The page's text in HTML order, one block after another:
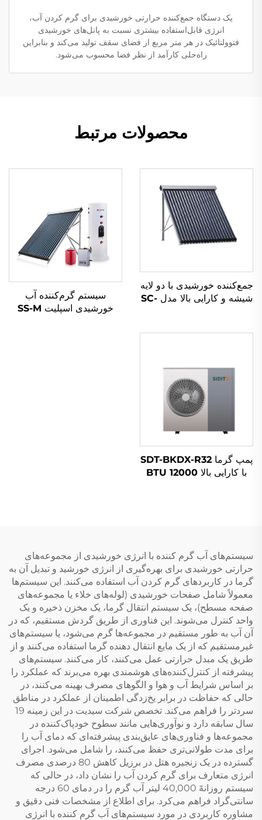
یک دستگاه جمع‌کننده حرارتی خورشیدی برای گرم کردن آب،
انرژی قابل‌استفاده بیشتری نسبت به پانل‌های خورشیدی
فتوولتائیک در هر متر مربع از فضای سقف تولید می‌کند و بنابراین
راه‌حلی کارآمد از نظر فضا محسوب می‌شود.
محصولات مرتبط
جمع‌کننده خورشیدی با دو لایه
شیشه و کارایی بالا مدل SC-
آب خورشیدی
سیستم گرم‌کننده آب
خورشیدی اسپلیت SS-M
پمپ گرما SDT-BKDX-R32
با کارایی بالا 12000 BTU
سیستم‌های آب گرم کننده با انرژی خورشیدی از مجموعه‌های
حرارتی خورشیدی برای بهره‌گیری از انرژی خورشید و تبدیل آن به
گرما در کاربردهای گرم کردن آب استفاده می‌کنند. این سیستم‌ها
معمولاً شامل صفحات خورشیدی (لوله‌های خلاء یا مجموعه‌های
صفحه مسطح)، یک سیستم انتقال گرما، یک مخزن ذخیره و یک
واحد کنترل می‌شوند. این فناوری از طریق گردش مستقیم، که در
آن آب به طور مستقیم در مجموعه‌ها گرم می‌شود، یا سیستم‌های
غیرمستقیم که از یک مایع انتقال دهنده گرما استفاده می‌کنند و از
طریق یک مبدل حرارتی عمل می‌کنند، کار می‌کنند. سیستم‌های
پیشرفته از کنترل‌کننده‌های هوشمندی بهره می‌برند که عملکرد را
بر اساس شرایط آب و هوا و الگوهای مصرف بهینه می‌کنند، در
حالی که حفاظت در برابر یخ‌زدگی اطمینان از عملکرد در مناطق
سردتر را فراهم می‌کند. تخصص شرکت سیدیت در این زمینه 19
سال سابقه دارد و نوآوری‌هایی مانند سطوح خودپاک‌کننده در
مجموعه‌ها و فناوری‌های عایق‌بندی پیشرفته‌ای که دمای آب را
برای مدت طولانی‌تری حفظ می‌کنند، را شامل می‌شود. اجرای
گسترده در یک زنجیره هتل در برزیل کاهش 80 درصدی مصرف
انرژی متعارف برای گرم کردن آب را نشان داد، در حالی که
سیستم روزانهً 40,000 لیتر آب گرم را در دمای 60 درجه
سانتی‌گراد فراهم می‌کرد. برای اطلاع از مشخصات فنی دقیق و
مشاوره کاربردی در مورد سیستم‌های آب گرم کننده با انرژی